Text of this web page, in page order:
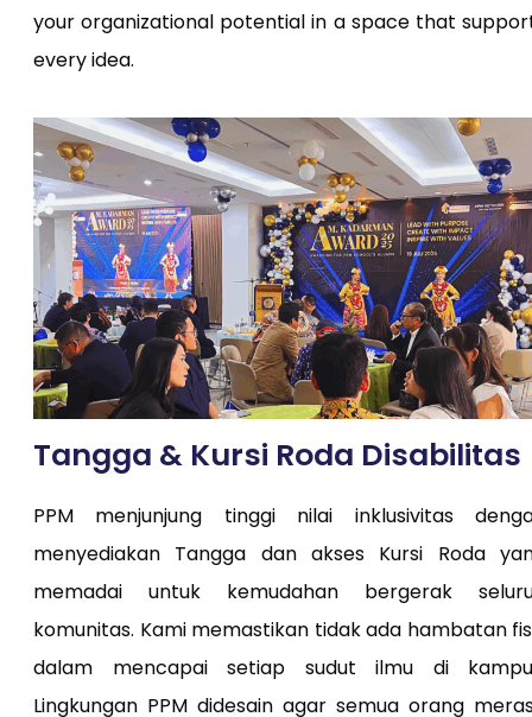
your organizational potential in a space that
every idea.
Tangga & Kursi Roda Disabilitas
PPM menjunjung tinggi nilai inklusivitas
menyediakan Tangga dan akses Kursi Roda
memadai untuk kemudahan bergerak
komunitas. Kami memastikan tidak ada hambatan
dalam mencapai setiap sudut ilmu di
Lingkungan PPM didesain agar semua orang